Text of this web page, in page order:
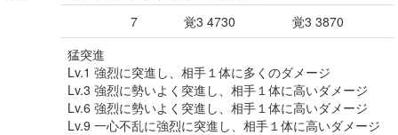
7
覚3 4730
覚3 3870
猛突進
Lv.1 強烈に突進し、相手１体に多くのダメージ
Lv.3 強烈に勢いよく突進し、相手１体に高いダメージ
Lv.6 強烈に勢いよく突進し、相手１体に高いダメージ
Lv.9 一心不乱に強烈に突進し、相手１体に高いダメージ